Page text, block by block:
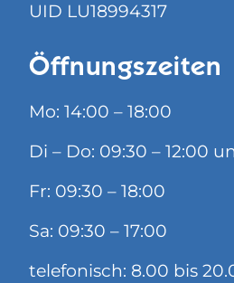
UID LU18994317
Öffnungszeiten
Mo: 14:00 – 18:00
Di – Do: 09:30 – 12:00
Fr: 09:30 – 18:00
Sa: 09:30 – 17:00
telefonisch: 8.00 bis